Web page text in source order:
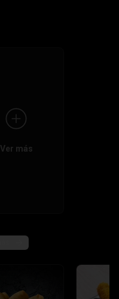
Ver más